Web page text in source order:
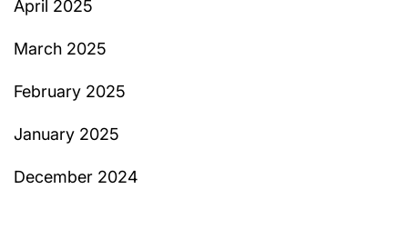
April 2025
March 2025
February 2025
January 2025
December 2024